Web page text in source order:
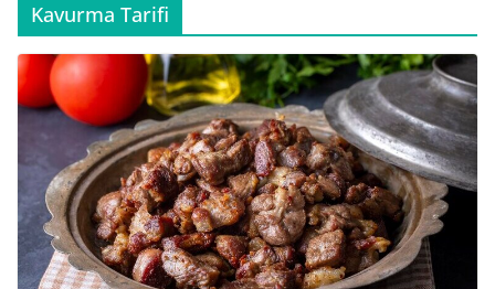
Kavurma Tarifi